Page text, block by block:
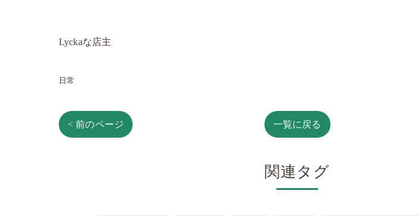
Lyckaな店主
日常
< 前のページ 一覧に戻る
関連タグ